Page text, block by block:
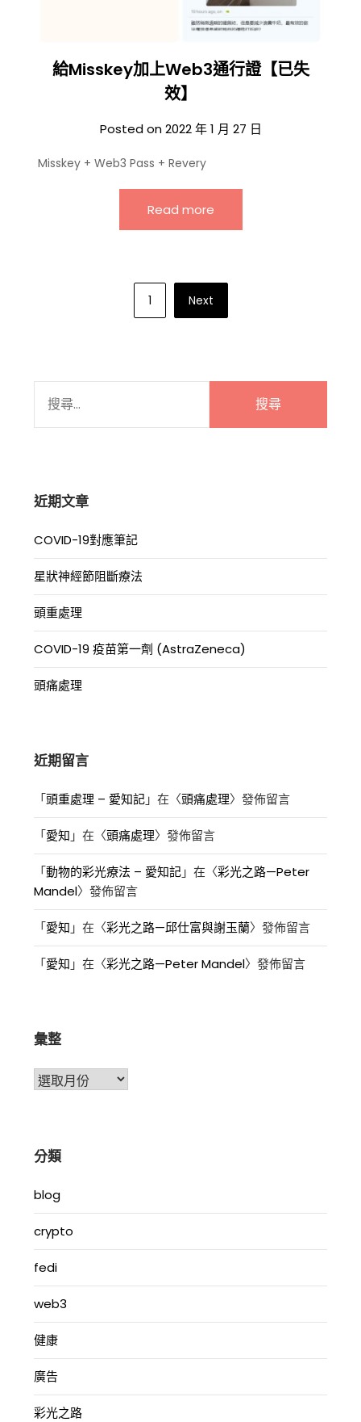
給Misskey加上Web3通行證【已失
效】
Posted on2022 年 1 月 27 日
Misskey + Web3 Pass + Revery
Read more
1 Next
關
近期文章
COVID-19對應筆記
星狀神經節阻斷療法
頭重處理
COVID-19 疫苗第一劑 (AstraZeneca)
頭痛處理
近期留言
「頭重處理 – 愛知記」在〈頭痛處理〉發佈留言
「愛知 」在〈頭痛處理〉發佈留言
「動物的彩光療法 – 愛知記」在〈彩光之路—Peter
Mandel〉發佈留言
「愛知 」在〈彩光之路—邱仕富與謝玉蘭〉發佈留言
「愛知 」在〈彩光之路—Peter Mandel〉發佈留言
彙整
彙
分類
blog
crypto
fedi
web3
健康
廣告
彩光之路